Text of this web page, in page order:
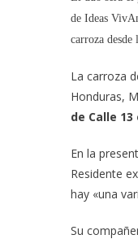
de Ideas
carroza
La carroza
Honduras,
de Calle
En la
Residente
hay «una
Su